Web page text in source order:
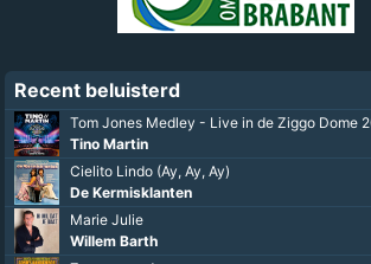
Recent beluisterd
Tom Jones Medley - Live in de Ziggo Dome
Tino Martin
Cielito Lindo (Ay, Ay, Ay)
De Kermisklanten
Marie Julie
Willem Barth